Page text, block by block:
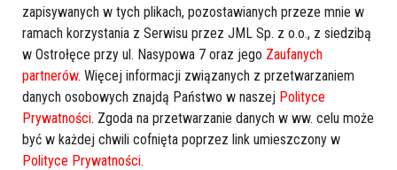
zapisywanych w tych plikach, pozostawianych przeze mnie w
ramach korzystania z Serwisu przez JML Sp. z o.o., z siedzibą
w Ostrołęce przy ul. Nasypowa 7 oraz jego Zaufanych
partnerów. Więcej informacji związanych z przetwarzaniem
danych osobowych znajdą Państwo w naszej Polityce
Prywatności. Zgoda na przetwarzanie danych w ww. celu może
być w każdej chwili cofnięta poprzez link umieszczony w
Polityce Prywatności.